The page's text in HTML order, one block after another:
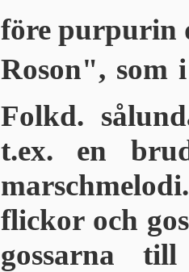
före purpurin
Roson",
Folkd.
t.ex. en
flickor och
gossarna